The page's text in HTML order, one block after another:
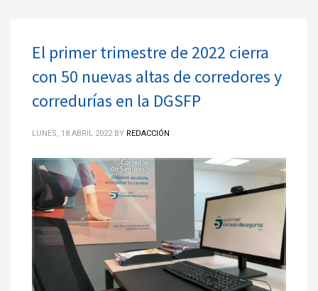
El primer trimestre de 2022 cierra
con 50 nuevas altas de corredores y
corredurías en la DGSFP
LUNES, 18 ABRIL 2022 BY REDACCIÓN